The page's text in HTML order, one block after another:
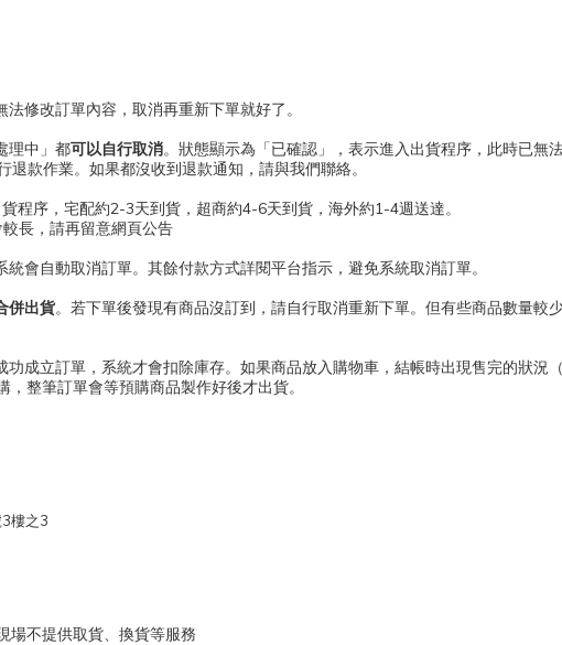
修改訂單內容，取消再重新下單就好了。
理中」都可以自行取消。狀態顯示為「已確認」，表示進入出貨程序，此時已無法
款作業。如果都沒收到退款通知，請與我們聯絡。
程序，宅配約2-3天到貨，超商約4-6天到貨，海外約1-4週送達。
長，請再留意網頁公告
會自動取消訂單。其餘付款方式詳閱平台指示，避免系統取消訂單。
併出貨。若下單後發現有商品沒訂到，請自行取消重新下單。但有些商品數量較
功成立訂單，系統才會扣除庫存。如果商品放入購物車，結帳時出現售完的狀況
整筆訂單會等預購商品製作好後才出貨。
樓之3
場不提供取貨、換貨等服務